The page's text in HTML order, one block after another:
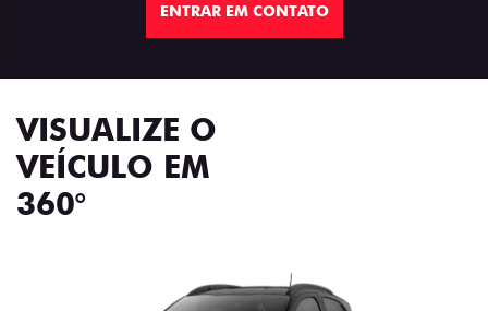
ENTRAR EM CONTATO
VISUALIZE O
VEÍCULO EM
360°